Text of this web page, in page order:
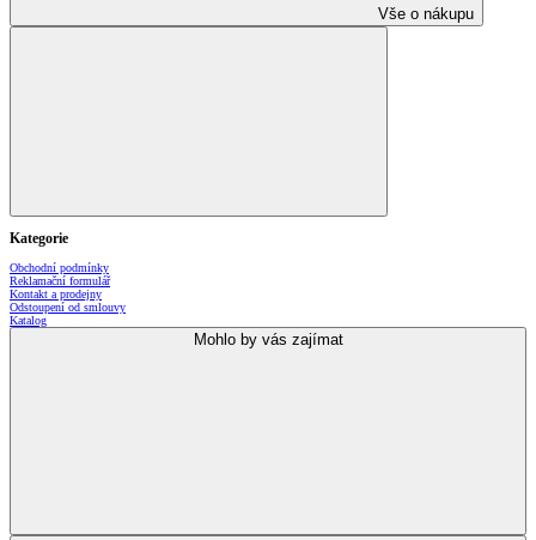
Vše o nákupu
Kategorie
Obchodní podmínky
Reklamační formulář
Kontakt a prodejny
Odstoupení od smlouvy
Katalog
Mohlo by vás zajímat